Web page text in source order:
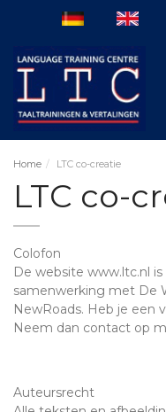
Home LTC co-creatie
LTC co-
Colofon
De website www.ltc.nl
samenwerking met De
NewRoads. Heb je een
Neem dan contact op
Auteursrecht